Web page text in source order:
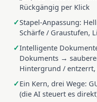
Rückgängig per Klick
Stapel-Anpassung:
Schärfe / Graustufen,
Intelligente
Dokuments →
Hintergrund /
Ein Kern, drei Wege:
(die AI steuert es